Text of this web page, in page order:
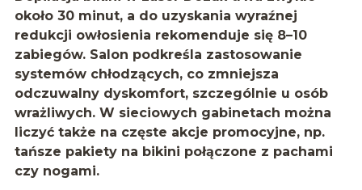
około 30 minut, a do uzyskania wyraźnej
redukcji owłosienia rekomenduje się 8–10
zabiegów. Salon podkreśla zastosowanie
systemów chłodzących, co zmniejsza
odczuwalny dyskomfort, szczególnie u osób
wrażliwych. W sieciowych gabinetach można
liczyć także na częste akcje promocyjne, np.
tańsze pakiety na bikini połączone z pachami
czy nogami.